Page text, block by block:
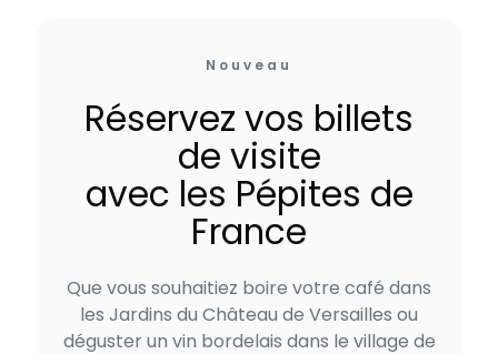
Nouveau
Réservez vos billets
de visite
avec les Pépites de
France
Que vous souhaitiez boire votre café dans
les Jardins du Château de Versailles ou
déguster un vin bordelais dans le village de